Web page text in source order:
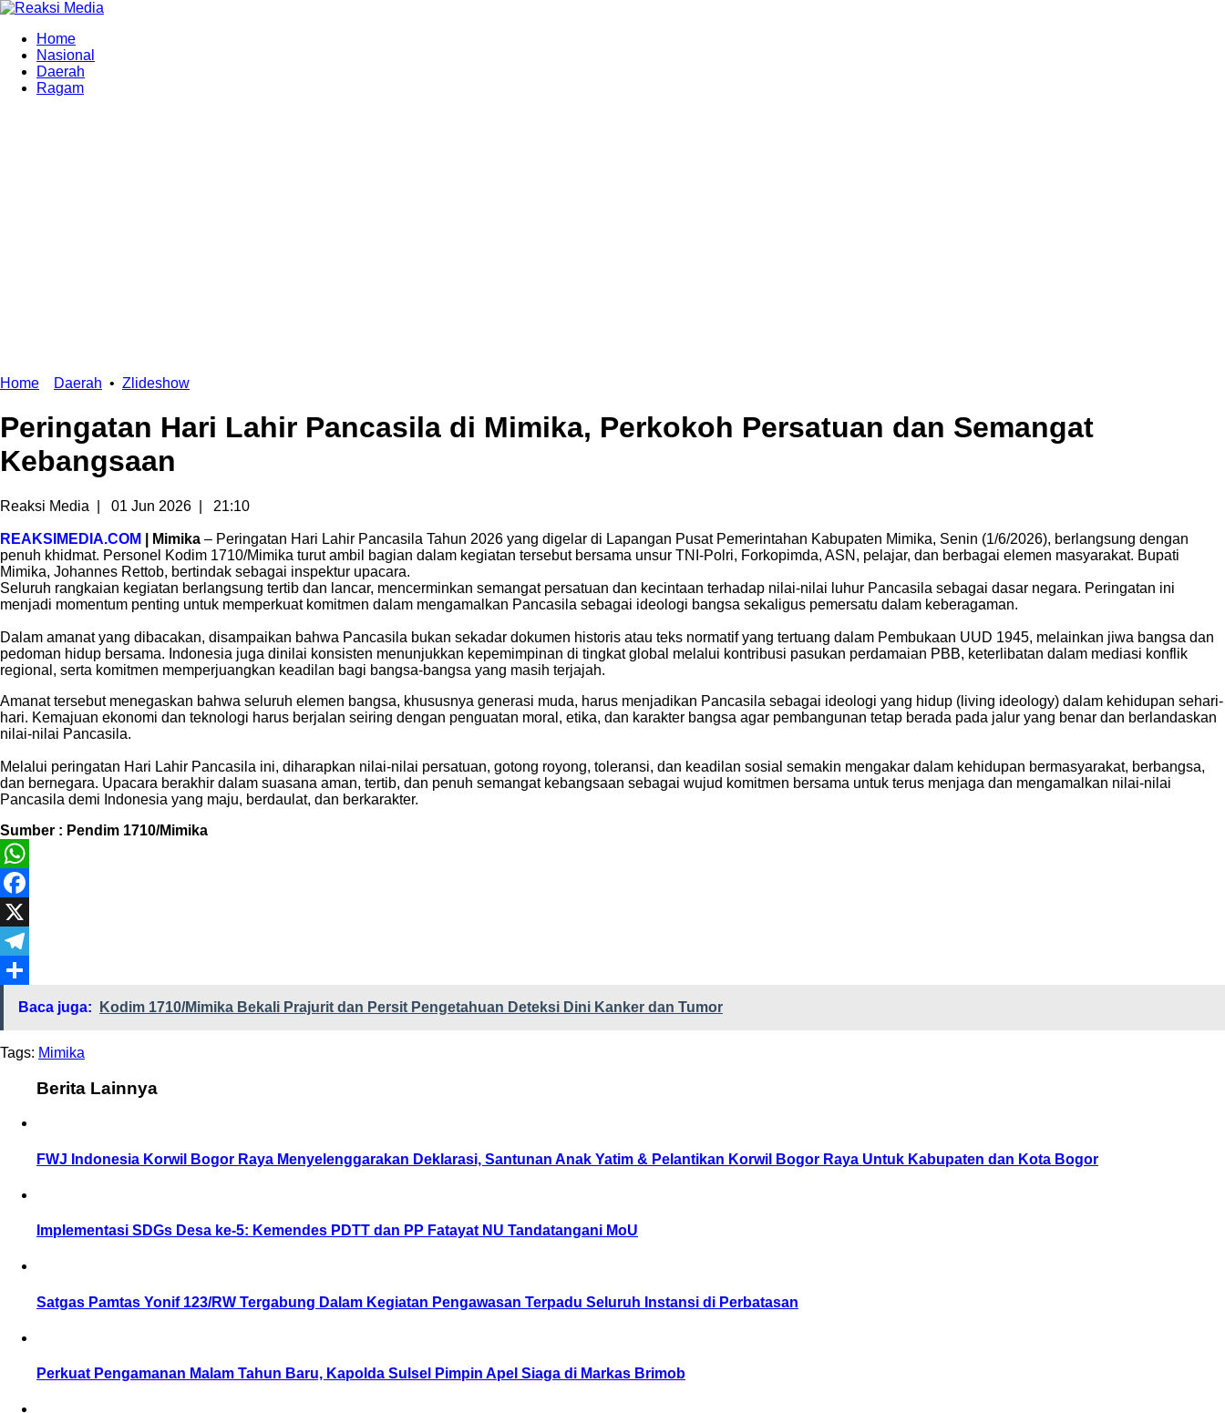
Home
Nasional
Daerah
Ragam
Home Daerah • Zlideshow
Peringatan Hari Lahir Pancasila di Mimika, Perkokoh Persatuan dan Semangat
Kebangsaan
Reaksi Media 01 Jun 2026 21:10
REAKSIMEDIA.COM | Mimika – Peringatan Hari Lahir Pancasila Tahun 2026 yang digelar di Lapangan Pusat Pemerintahan Kabupaten Mimika, Senin (1/6/2026), berlangsung dengan
penuh khidmat. Personel Kodim 1710/Mimika turut ambil bagian dalam kegiatan tersebut bersama unsur TNI-Polri, Forkopimda, ASN, pelajar, dan berbagai elemen masyarakat. Bupati
Mimika, Johannes Rettob, bertindak sebagai inspektur upacara.
Seluruh rangkaian kegiatan berlangsung tertib dan lancar, mencerminkan semangat persatuan dan kecintaan terhadap nilai-nilai luhur Pancasila sebagai dasar negara. Peringatan ini
menjadi momentum penting untuk memperkuat komitmen dalam mengamalkan Pancasila sebagai ideologi bangsa sekaligus pemersatu dalam keberagaman.
Dalam amanat yang dibacakan, disampaikan bahwa Pancasila bukan sekadar dokumen historis atau teks normatif yang tertuang dalam Pembukaan UUD 1945, melainkan jiwa bangsa dan
pedoman hidup bersama. Indonesia juga dinilai konsisten menunjukkan kepemimpinan di tingkat global melalui kontribusi pasukan perdamaian PBB, keterlibatan dalam mediasi konflik
regional, serta komitmen memperjuangkan keadilan bagi bangsa-bangsa yang masih terjajah.
Amanat tersebut menegaskan bahwa seluruh elemen bangsa, khususnya generasi muda, harus menjadikan Pancasila sebagai ideologi yang hidup (living ideology) dalam kehidupan sehari-
hari. Kemajuan ekonomi dan teknologi harus berjalan seiring dengan penguatan moral, etika, dan karakter bangsa agar pembangunan tetap berada pada jalur yang benar dan berlandaskan
nilai-nilai Pancasila.
Melalui peringatan Hari Lahir Pancasila ini, diharapkan nilai-nilai persatuan, gotong royong, toleransi, dan keadilan sosial semakin mengakar dalam kehidupan bermasyarakat, berbangsa,
dan bernegara. Upacara berakhir dalam suasana aman, tertib, dan penuh semangat kebangsaan sebagai wujud komitmen bersama untuk terus menjaga dan mengamalkan nilai-nilai
Pancasila demi Indonesia yang maju, berdaulat, dan berkarakter.
Sumber : Pendim 1710/Mimika
WhatsApp
Facebook
X
Telegram
Share
Baca juga: Kodim 1710/Mimika Bekali Prajurit dan Persit Pengetahuan Deteksi Dini Kanker dan Tumor
Tags: Mimika
Berita Lainnya
FWJ Indonesia Korwil Bogor Raya Menyelenggarakan Deklarasi, Santunan Anak Yatim & Pelantikan Korwil Bogor Raya Untuk Kabupaten dan Kota Bogor
Implementasi SDGs Desa ke-5: Kemendes PDTT dan PP Fatayat NU Tandatangani MoU
Satgas Pamtas Yonif 123/RW Tergabung Dalam Kegiatan Pengawasan Terpadu Seluruh Instansi di Perbatasan
Perkuat Pengamanan Malam Tahun Baru, Kapolda Sulsel Pimpin Apel Siaga di Markas Brimob